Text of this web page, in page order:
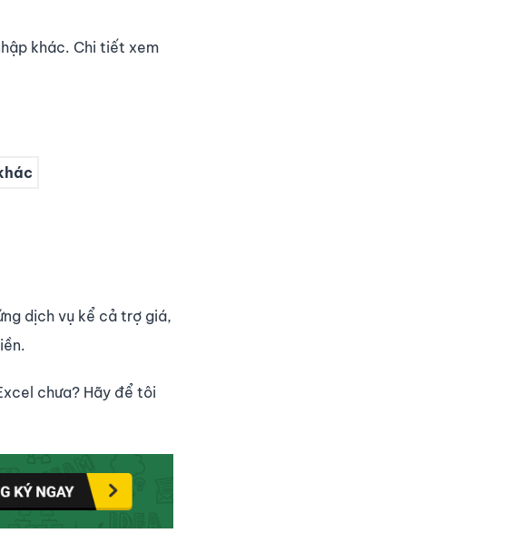
khác. Chi tiết xem
dịch vụ kể cả trợ giá,
chưa? Hãy để tôi